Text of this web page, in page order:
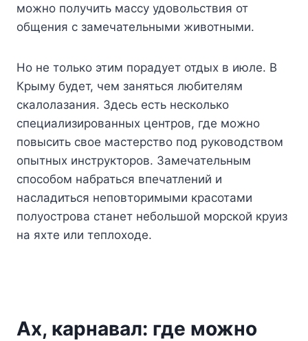
можно получить массу удовольствия от
общения с замечательными животными.
Но не только этим порадует отдых в июле. В
Крыму будет, чем заняться любителям
скалолазания. Здесь есть несколько
специализированных центров, где можно
повысить свое мастерство под руководством
опытных инструкторов. Замечательным
способом набраться впечатлений и
насладиться неповторимыми красотами
полуострова станет небольшой морской круиз
на яхте или теплоходе.
Ах, карнавал: где можно